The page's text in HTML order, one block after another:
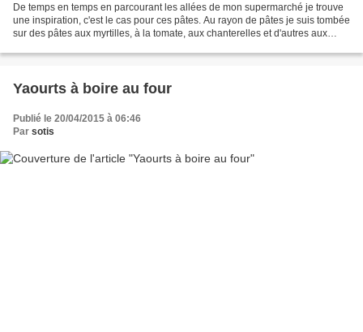
De temps en temps en parcourant les allées de mon supermarché je trouve
une inspiration, c'est le cas pour ces pâtes. Au rayon de pâtes je suis tombée
sur des pâtes aux myrtilles, à la tomate, aux chanterelles et d'autres aux
Yaourts à boire au four
Publié le 20/04/2015 à 06:46
Par sotis